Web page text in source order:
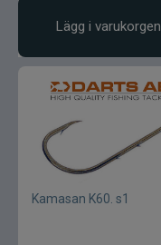
Lägg i varukorgen
Kamasan K60. s1